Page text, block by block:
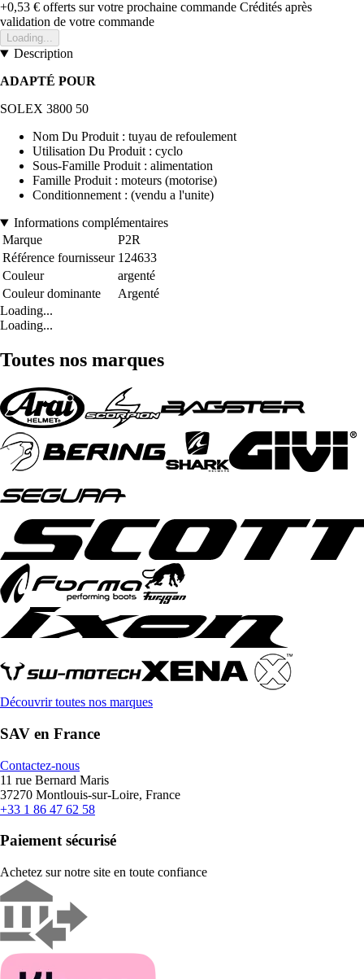
+0,53 € offerts sur votre prochaine commande Crédités après
validation de votre commande
Loading...
Description
ADAPTÉ POUR
SOLEX 3800 50
Nom Du Produit : tuyau de refoulement
Utilisation Du Produit : cyclo
Sous-Famille Produit : alimentation
Famille Produit : moteurs (motorise)
Conditionnement : (vendu a l'unite)
Informations complémentaires
Marque
P2R
Référence fournisseur 124633
Couleur
argenté
Couleur dominante
Argenté
Loading...
Loading...
Toutes nos marques
Découvrir toutes nos marques
SAV en France
Contactez-nous
11 rue Bernard Maris
37270 Montlouis-sur-Loire, France
+33 1 86 47 62 58
Paiement sécurisé
Achetez sur notre site en toute confiance